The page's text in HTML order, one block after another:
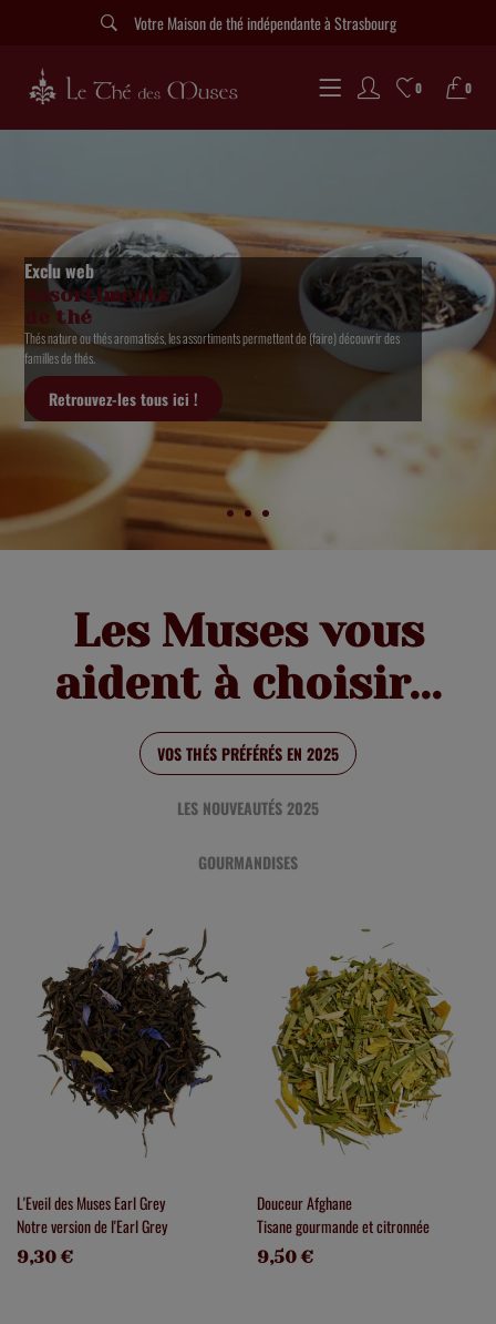
Votre Maison de thé indépendante à Strasbourg
0 0
Exclu web
Assortiments
de thé
Thés nature ou thés aromatisés, les assortiments permettent de (faire) découvrir des
familles de thés.
Retrouvez-les tous ici !
Les Muses vous
aident à choisir...
VOS THÉS PRÉFÉRÉS EN 2025
LES NOUVEAUTÉS 2025
GOURMANDISES
L'Eveil des Muses Earl Grey
Notre version de l'Earl Grey
9,30 €
Douceur Afghane
Tisane gourmande et citronnée
9,50 €